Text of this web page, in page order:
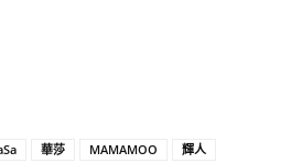
華莎 MAMAMOO
輝人